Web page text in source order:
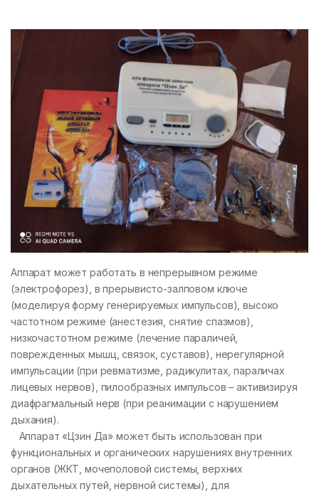
Аппарат может работать в непрерывном режиме
(электрофорез), в прерывисто-залповом ключе
(моделируя форму генерируемых импульсов), высоко
частотном режиме (анестезия, снятие спазмов),
низкочастотном режиме (лечение параличей,
поврежденных мышц, связок, суставов), нерегулярной
импульсации (при ревматизме, радикулитах, параличах
лицевых нервов), пилообразных импульсов – активизируя
диафрагмальный нерв (при реанимации с нарушением
дыхания).
Аппарат «Цзин Да» может быть использован при
функциональных и органических нарушениях внутренних
органов (ЖКТ, мочеполовой системы, верхних
дыхательных путей, нервной системы), для